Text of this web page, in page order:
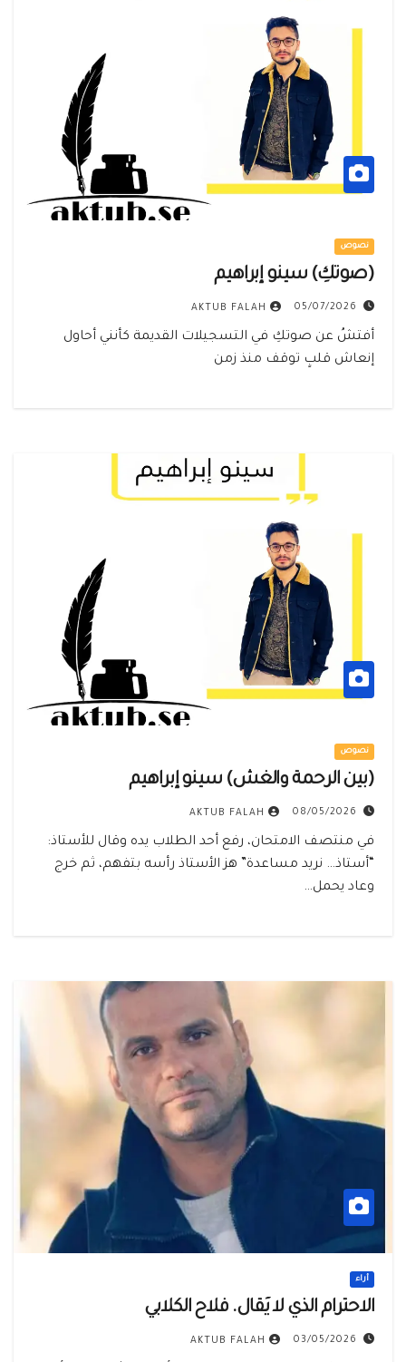
نصوص
(صوتكِ) سينو إبراهيم
05/07/2026
AKTUB FALAH
أفتشُ عن صوتكِ في التسجيلات القديمة كأنني أحاول
إنعاش قلبٍ توقف منذ زمن
نصوص
(بين الرحمة والغش) سينو إبراهيم
08/05/2026
AKTUB FALAH
في منتصف الامتحان، رفع أحد الطلاب يده وقال للأستاذ:
“أستاذ… نريد مساعدة” هز الأستاذ رأسه بتفهم، ثم خرج
وعاد يحمل…
أراء
الاحترام الذي لا يُقال. فلاح الكلابي
03/05/2026
AKTUB FALAH